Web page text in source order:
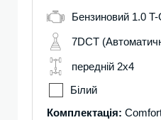
Бензиновий 1.0
7DCT
передній 2х4
Білий
Комплектація: